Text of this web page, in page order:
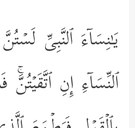
یَـٰنِسَاۤءَ ٱلنَّبِیِّ
ٱلنِّسَاۤءِ إِنِ